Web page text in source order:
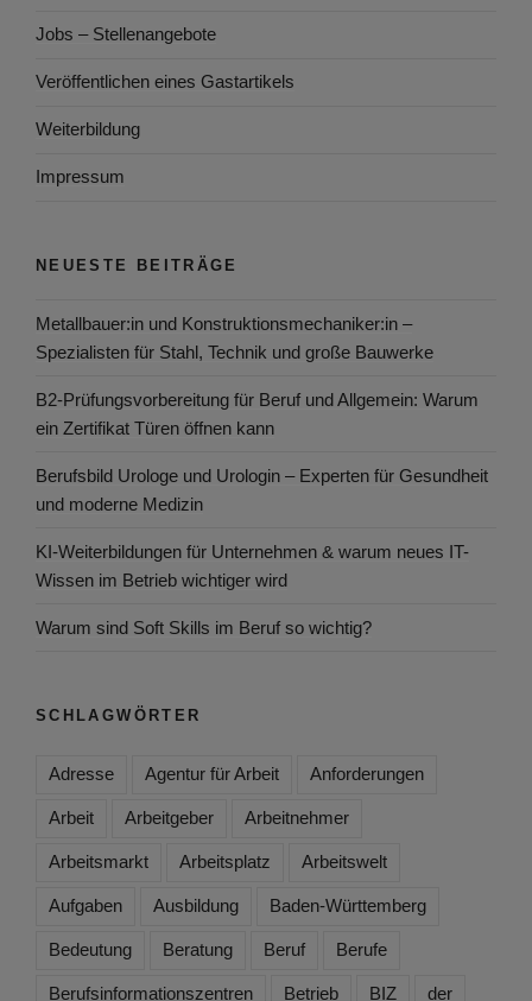
Jobs – Stellenangebote
Veröffentlichen eines Gastartikels
Weiterbildung
Impressum
NEUESTE BEITRÄGE
Metallbauer:in und Konstruktionsmechaniker:in –
Spezialisten für Stahl, Technik und große Bauwerke
B2-Prüfungsvorbereitung für Beruf und Allgemein: Warum
ein Zertifikat Türen öffnen kann
Berufsbild Urologe und Urologin – Experten für Gesundheit
und moderne Medizin
KI-Weiterbildungen für Unternehmen & warum neues IT-
Wissen im Betrieb wichtiger wird
Warum sind Soft Skills im Beruf so wichtig?
SCHLAGWÖRTER
Adresse Agentur für Arbeit Anforderungen
Arbeit Arbeitgeber Arbeitnehmer
Arbeitsmarkt Arbeitsplatz Arbeitswelt
Aufgaben Ausbildung Baden-Württemberg
Bedeutung Beratung Beruf Berufe
Berufsinformationszentren Betrieb BIZ der